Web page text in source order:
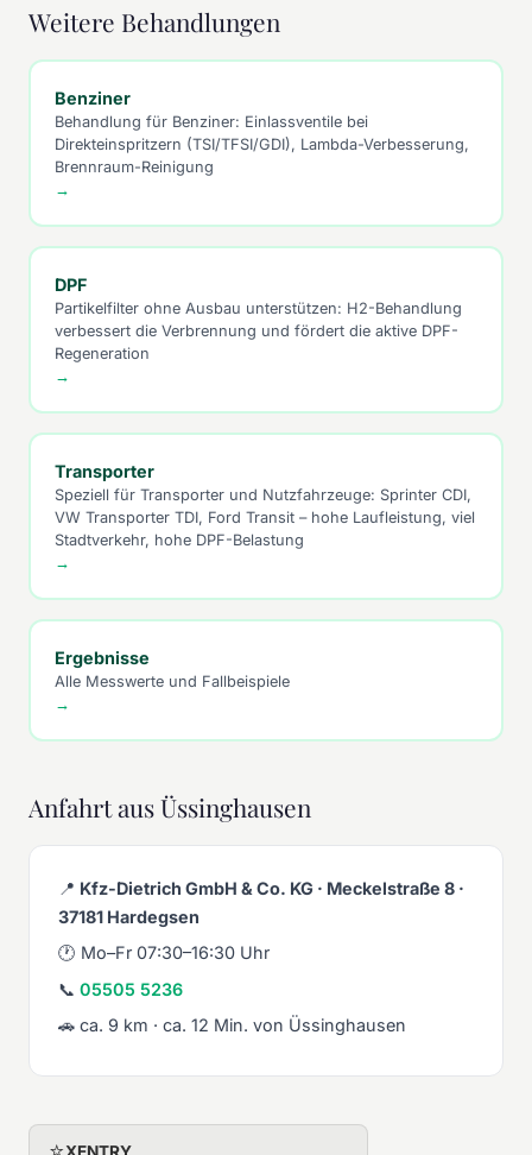
Weitere Behandlungen
Benziner
Behandlung für Benziner: Einlassventile bei
Direkteinspritzern (TSI/TFSI/GDI), Lambda-Verbesserung,
Brennraum-Reinigung
→
DPF
Partikelfilter ohne Ausbau unterstützen: H2-Behandlung
verbessert die Verbrennung und fördert die aktive DPF-
Regeneration
→
Transporter
Speziell für Transporter und Nutzfahrzeuge: Sprinter CDI,
VW Transporter TDI, Ford Transit – hohe Laufleistung, viel
Stadtverkehr, hohe DPF-Belastung
→
Ergebnisse
Alle Messwerte und Fallbeispiele
→
Anfahrt aus Üssinghausen
📍 Kfz-Dietrich GmbH & Co. KG · Meckelstraße 8 ·
37181 Hardegsen
🕐 Mo–Fr 07:30–16:30 Uhr
📞 05505 5236
🚗 ca. 9 km · ca. 12 Min. von Üssinghausen